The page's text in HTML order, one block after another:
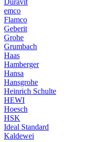
Duravit
emco
Flamco
Geberit
Grohe
Grumbach
Haas
Hamberger
Hansa
Hansgrohe
Heinrich Schulte
HEWI
Hoesch
HSK
Ideal Standard
Kaldewei